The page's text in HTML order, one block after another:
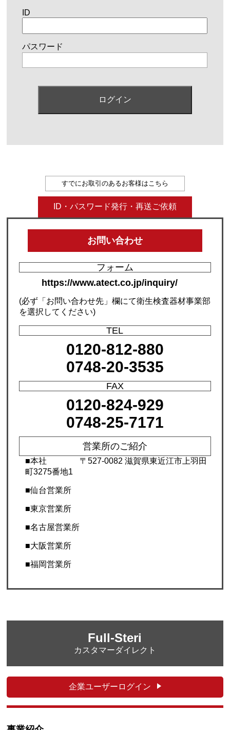
ID
パスワード
すでにお取引のあるお客様はこちら
ID・パスワード発行・再送ご依頼
お問い合わせ
フォーム
https://www.atect.co.jp/inquiry/
(必ず「お問い合わせ先」欄にて衛生検査器材事業部
を選択してください)
TEL
0120-812-880
0748-20-3535
FAX
0120-824-929
0748-25-7171
営業所のご紹介
■本社
〒527-0082 滋賀県東近江市上羽田
町3275番地1
■仙台営業所
■東京営業所
■名古屋営業所
■大阪営業所
■福岡営業所
Full-Steri
カスタマーダイレクト
企業ユーザーログイン